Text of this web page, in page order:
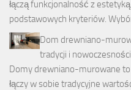
łączą funkcjonalność z
podstawowych kryteriów.
Dom drewniano-
tradycji i
Domy drewniano-murowane
łączy w sobie tradycyjne